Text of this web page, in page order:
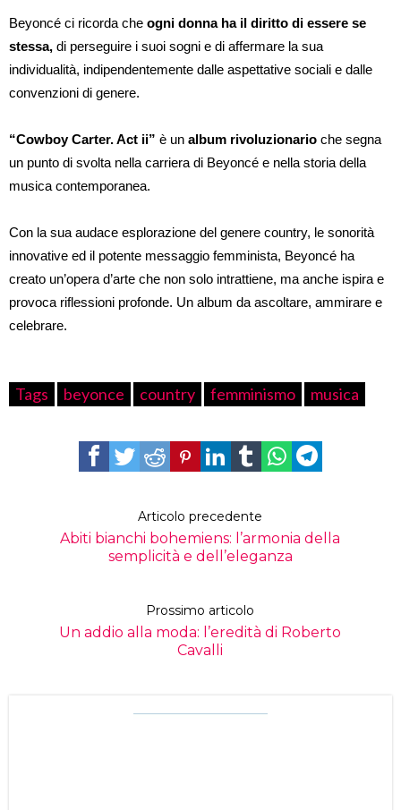
Beyoncé ci ricorda che ogni donna ha il diritto di essere se
stessa, di perseguire i suoi sogni e di affermare la sua
individualità, indipendentemente dalle aspettative sociali e dalle
convenzioni di genere.
“Cowboy Carter. Act ii” è un album rivoluzionario che segna
un punto di svolta nella carriera di Beyoncé e nella storia della
musica contemporanea.
Con la sua audace esplorazione del genere country, le sonorità
innovative ed il potente messaggio femminista, Beyoncé ha
creato un’opera d’arte che non solo intrattiene, ma anche ispira e
provoca riflessioni profonde. Un album da ascoltare, ammirare e
celebrare.
Tags beyonce country femminismo musica
Articolo precedente
Abiti bianchi bohemiens: l’armonia della
semplicità e dell’eleganza
Prossimo articolo
Un addio alla moda: l’eredità di Roberto
Cavalli